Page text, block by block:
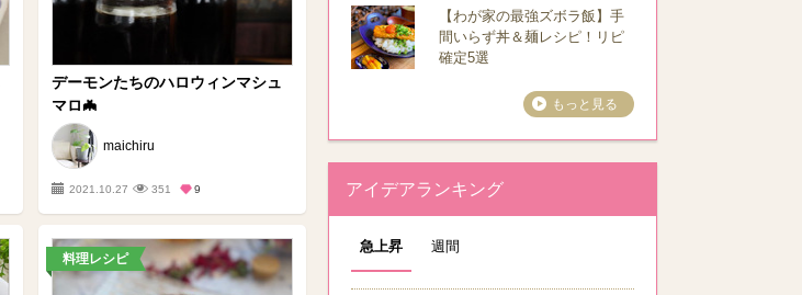
デーモンたちのハロウィンマシュ
マロ🦇
maichiru
2021.10.27 351 9
料理レシピ
【わが家の最強ズボラ飯】手
間いらず丼＆麺レシピ！リピ
確定5選
もっと見る
アイデアランキング
急上昇 週間